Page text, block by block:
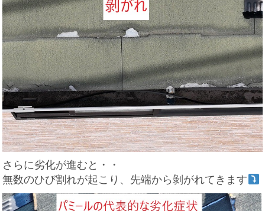
さらに劣化が進むと・・
無数のひび割れが起こり、先端から剝がれてきます